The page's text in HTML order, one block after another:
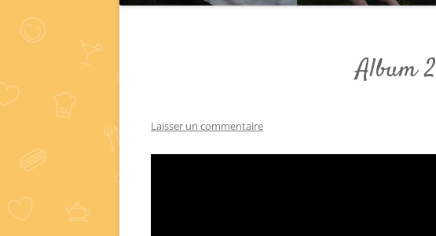
Album 2
Laisser un commentaire